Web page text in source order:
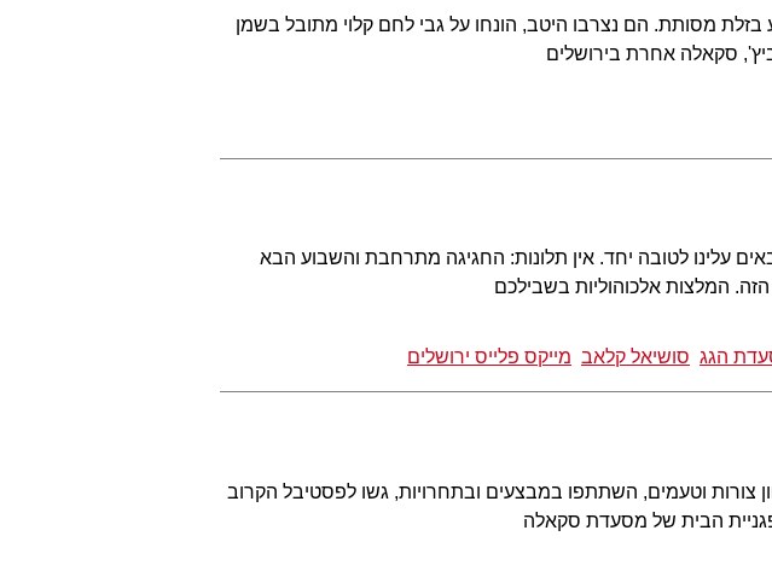
מסותת. הם נצרבו היטב, הונחו על גבי לחם קלוי מתובל בשמן
סקאלה אחרת בירושלים
עלינו לטובה יחד. אין תלונות: החגיגה מתרחבת והשבוע הבא
המלצות אלכוהוליות בשבילכם
הגג סושיאל קלאב מייקס פלייס ירושלים
צורות וטעמים, השתתפו במבצעים ובתחרויות, גשו לפסטיבל הקרוב
הבית של מסעדת סקאלה